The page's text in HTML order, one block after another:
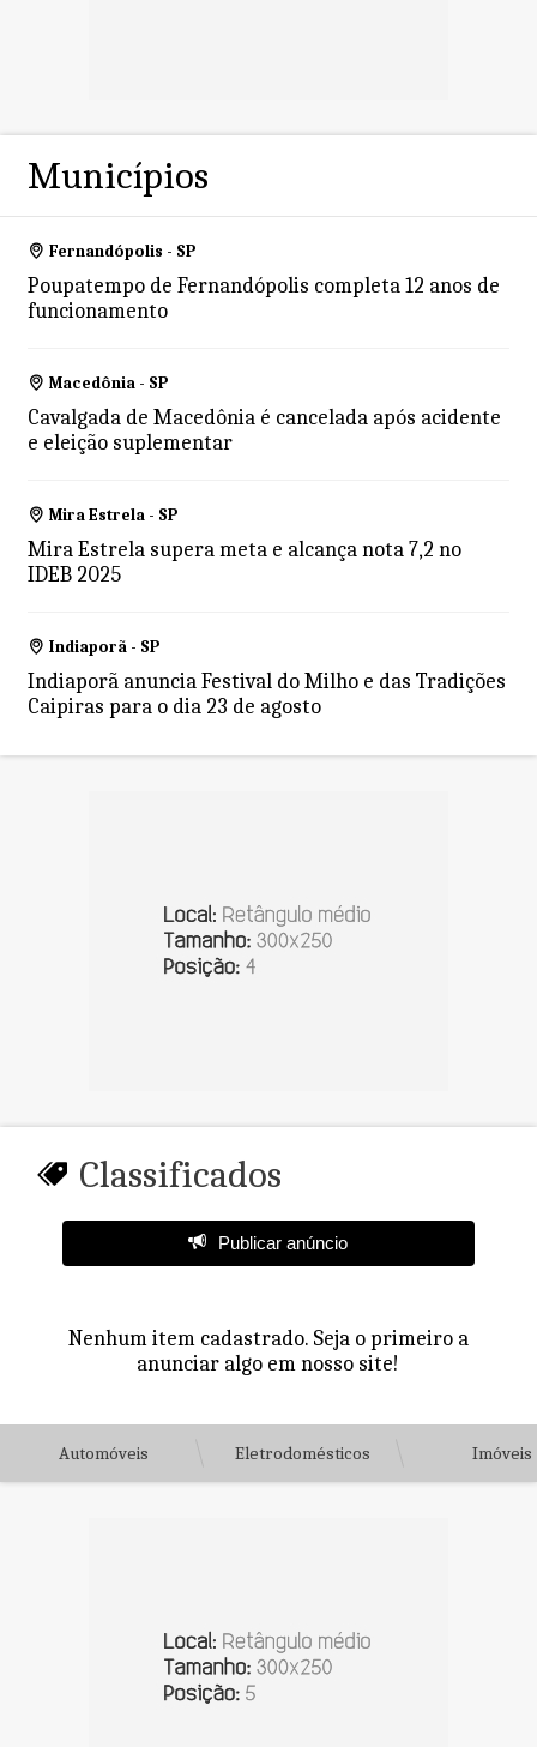
Municípios
Fernandópolis - SP
Poupatempo de Fernandópolis completa 12 anos de
funcionamento
Macedônia - SP
Cavalgada de Macedônia é cancelada após acidente
e eleição suplementar
Mira Estrela - SP
Mira Estrela supera meta e alcança nota 7,2 no
IDEB 2025
Indiaporã - SP
Indiaporã anuncia Festival do Milho e das Tradições
Caipiras para o dia 23 de agosto
Classificados
Publicar anúncio
Nenhum item cadastrado. Seja o primeiro a
anunciar algo em nosso site!
Automóveis Eletrodomésticos Imóveis